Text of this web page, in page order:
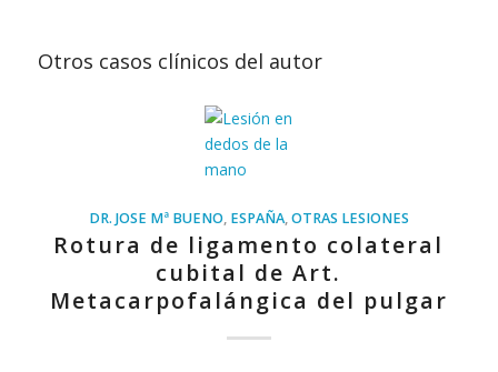
Otros casos clínicos del autor
DR. JOSE Mª BUENO, ESPAÑA,OTRAS LESIONES
Rotura de ligamento colateral
cubital de Art.
Metacarpofalángica del pulgar